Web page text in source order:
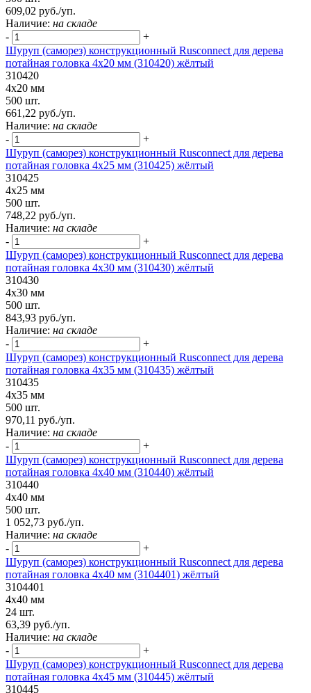
609,02 руб./уп.
Наличие: на складе
-
+
Шуруп (саморез) конструкционный Rusconnect для дерева
потайная головка 4х20 мм (310420) жёлтый
310420
4х20 мм
500 шт.
661,22 руб./уп.
Наличие: на складе
-
+
Шуруп (саморез) конструкционный Rusconnect для дерева
потайная головка 4х25 мм (310425) жёлтый
310425
4х25 мм
500 шт.
748,22 руб./уп.
Наличие: на складе
-
+
Шуруп (саморез) конструкционный Rusconnect для дерева
потайная головка 4x30 мм (310430) жёлтый
310430
4x30 мм
500 шт.
843,93 руб./уп.
Наличие: на складе
-
+
Шуруп (саморез) конструкционный Rusconnect для дерева
потайная головка 4x35 мм (310435) жёлтый
310435
4x35 мм
500 шт.
970,11 руб./уп.
Наличие: на складе
-
+
Шуруп (саморез) конструкционный Rusconnect для дерева
потайная головка 4x40 мм (310440) жёлтый
310440
4x40 мм
500 шт.
1 052,73 руб./уп.
Наличие: на складе
-
+
Шуруп (саморез) конструкционный Rusconnect для дерева
потайная головка 4х40 мм (3104401) жёлтый
3104401
4х40 мм
24 шт.
63,39 руб./уп.
Наличие: на складе
-
+
Шуруп (саморез) конструкционный Rusconnect для дерева
потайная головка 4x45 мм (310445) жёлтый
310445